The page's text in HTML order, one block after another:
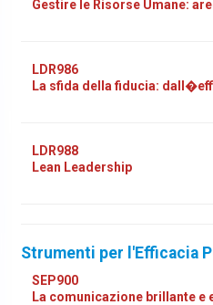
Gestire le Risorse Umane:
LDR986
La sfida della fiducia:
LDR988
Lean Leadership
Strumenti per l'Efficacia
SEP900
La comunicazione brillante e